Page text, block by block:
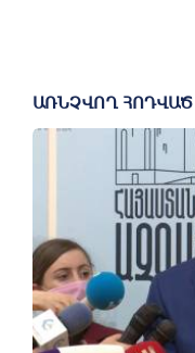
ԱՌՆՉՎՈՂ ՀՈԴՎԱԾ